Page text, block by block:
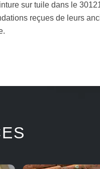
sur tuile dans le
reçues de leurs